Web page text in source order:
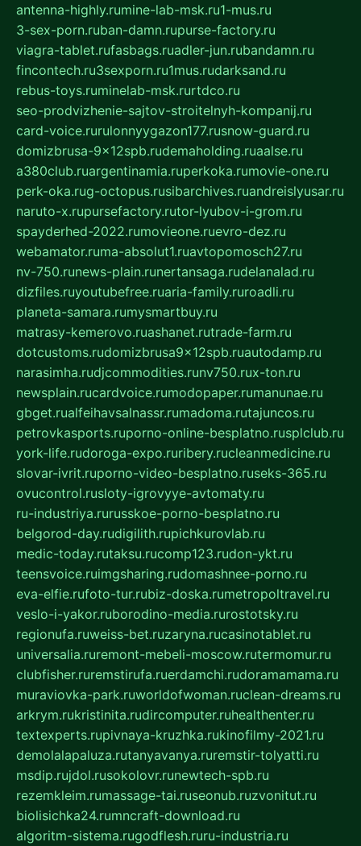
antenna-highly.rumine-lab-msk.ru1-mus.ru
3-sex-porn.ruban-damn.rupurse-factory.ru
viagra-tablet.rufasbags.ruadler-jun.rubandamn.ru
fincontech.ru3sexporn.ru1mus.rudarksand.ru
rebus-toys.ruminelab-msk.rurtdco.ru
seo-prodvizhenie-sajtov-stroitelnyh-kompanij.ru
card-voice.rurulonnyygazon177.rusnow-guard.ru
domizbrusa-9x12spb.rudemaholding.ruaalse.ru
a380club.ruargentinamia.ruperkoka.rumovie-one.ru
perk-oka.rug-octopus.rusibarchives.ruandreislyusar.ru
naruto-x.rupursefactory.rutor-lyubov-i-grom.ru
spayderhed-2022.rumovieone.ruevro-dez.ru
webamator.ruma-absolut1.ruavtopomosch27.ru
nv-750.runews-plain.runertansaga.rudelanalad.ru
dizfiles.ruyoutubefree.ruaria-family.ruroadli.ru
planeta-samara.rumysmartbuy.ru
matrasy-kemerovo.ruashanet.rutrade-farm.ru
dotcustoms.rudomizbrusa9x12spb.ruautodamp.ru
narasimha.rudjcommodities.runv750.rux-ton.ru
newsplain.rucardvoice.rumodopaper.rumanunae.ru
gbget.rualfeihavsalnassr.rumadoma.rutajuncos.ru
petrovkasports.ruporno-online-besplatno.rusplclub.ru
york-life.rudoroga-expo.ruribery.rucleanmedicine.ru
slovar-ivrit.ruporno-video-besplatno.ruseks-365.ru
ovucontrol.rusloty-igrovyye-avtomaty.ru
ru-industriya.rurusskoe-porno-besplatno.ru
belgorod-day.rudigilith.rupichkurovlab.ru
medic-today.rutaksu.rucomp123.rudon-ykt.ru
teensvoice.ruimgsharing.rudomashnee-porno.ru
eva-elfie.rufoto-tur.rubiz-doska.rumetropoltravel.ru
veslo-i-yakor.ruborodino-media.rurostotsky.ru
regionufa.ruweiss-bet.ruzaryna.rucasinotablet.ru
universalia.ruremont-mebeli-moscow.rutermomur.ru
clubfisher.ruremstirufa.ruerdamchi.rudoramamama.ru
muraviovka-park.ruworldofwoman.ruclean-dreams.ru
arkrym.rukristinita.rudircomputer.ruhealthenter.ru
textexperts.rupivnaya-kruzhka.rukinofilmy-2021.ru
demolalapaluza.rutanyavanya.ruremstir-tolyatti.ru
msdip.rujdol.rusokolovr.runewtech-spb.ru
rezemkleim.rumassage-tai.ruseonub.ruzvonitut.ru
biolisichka24.rumncraft-download.ru
algoritm-sistema.rugodflesh.ruru-industria.ru